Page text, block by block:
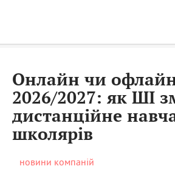
Онлайн чи
2026/2027: як ШІ
дистанційне
школярів
новини компаній